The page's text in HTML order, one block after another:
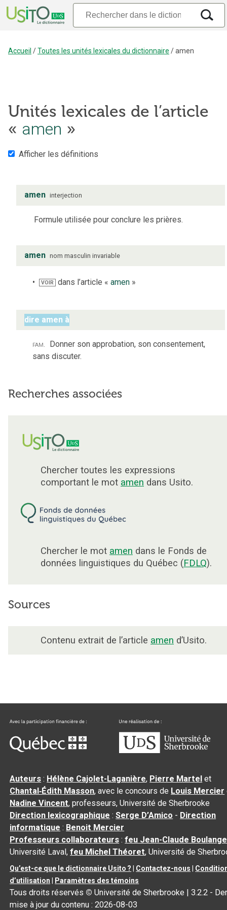
Accueil /Toutes les unités lexicales du dictionnaire /amen
Unités lexicales de l’article
« amen »
Afficher les définitions
amen interjection
Formule utilisée pour conclure les prières.
amen nom masculin invariable
VOIR dans l’article «amen »
dire amen à
fam. Donner son approbation, son consentement,
sans discuter.
Recherches associées
Chercher toutes les expressions
comportant le mot amen dans Usito.
Chercher le mot amen dans le Fonds de
données linguistiques du Québec (FDLQ).
Sources
Contenu extrait de l’article amen d’Usito.
Auteurs : Hélène Cajolet-Laganière, Pierre Martel et
Chantal‑Édith Masson, avec le concours de Louis Mercier
Nadine Vincent, professeurs, Université de Sherbrooke
Direction lexicographique :Serge D’Amico - Direction
informatique : Benoit Mercier
Professeurs collaborateurs :feu Jean-Claude
Université Laval,feu Michel Théoret, Université de
Qu’est-ce que le dictionnaire Usito ? Contactez-nous
d’utilisation
Paramètres des témoins
Tous droits réservés © Université de Sherbrooke |3.2.2 -
mise à jour du contenu :2026-08-03